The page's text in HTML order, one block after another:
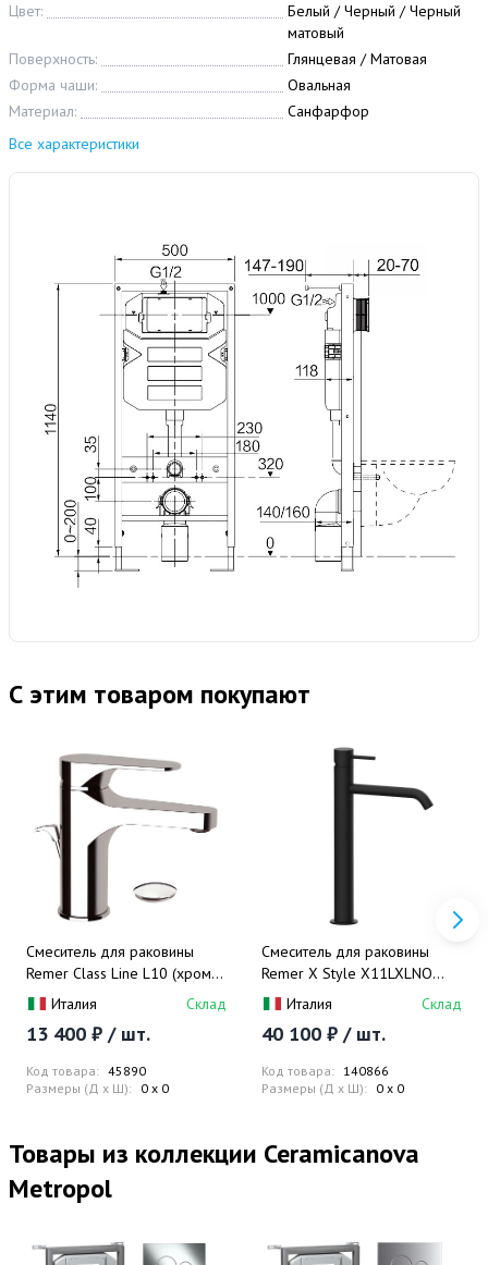
Цвет:
Белый / Черный / Черный
матовый
Поверхность:
Глянцевая / Матовая
Форма чаши:
Овальная
Материал:
Санфарфор
Все характеристики
С этим товаром покупают
Смеситель для раковины
Remer Class Line L10 (хром),с
донным клапаном
Италия Склад
13 400 ₽ / шт.
Код товара: 45890
Размеры (Д x Ш): 0 x 0
Смеситель для раковины
Remer X Style X11LXLNO
(черный матовый)
Италия Склад
40 100 ₽ / шт.
Код товара: 140866
Размеры (Д x Ш): 0 x 0
Товары из коллекции Ceramicanova
Metropol